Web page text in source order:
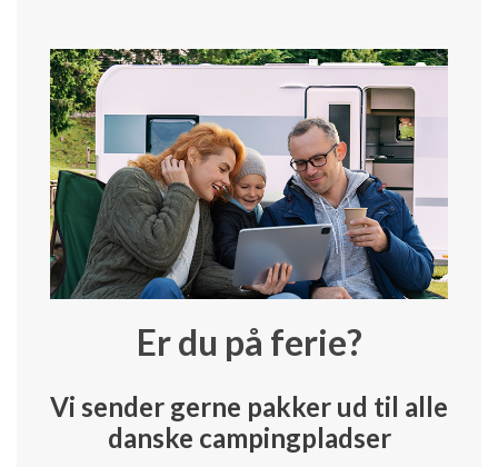
Er du på ferie?
Vi sender gerne pakker ud til alle
danske campingpladser